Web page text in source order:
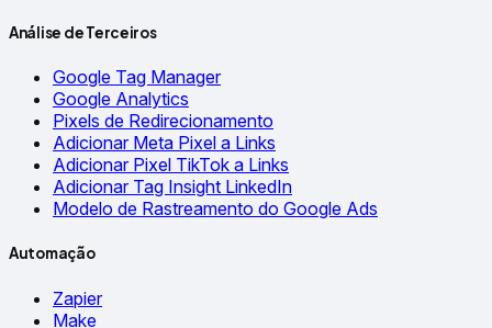
Análise de Terceiros
Google Tag Manager
Google Analytics
Pixels de Redirecionamento
Adicionar Meta Pixel a Links
Adicionar Pixel TikTok a Links
Adicionar Tag Insight LinkedIn
Modelo de Rastreamento do Google Ads
Automação
Zapier
Make